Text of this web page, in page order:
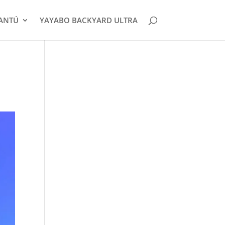
YAYABO BACKYARD ULTRA